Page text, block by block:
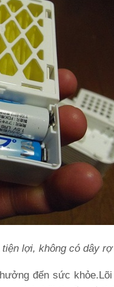
lợi, không có dây rợ
đến sức